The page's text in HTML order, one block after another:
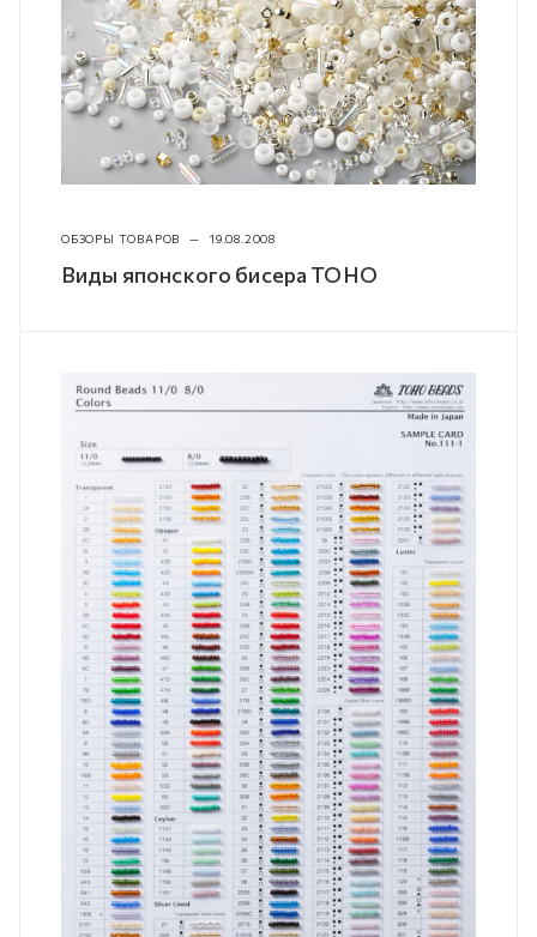
ОБЗОРЫ ТОВАРОВ — 19.08.2008
Виды японского бисера TOHO